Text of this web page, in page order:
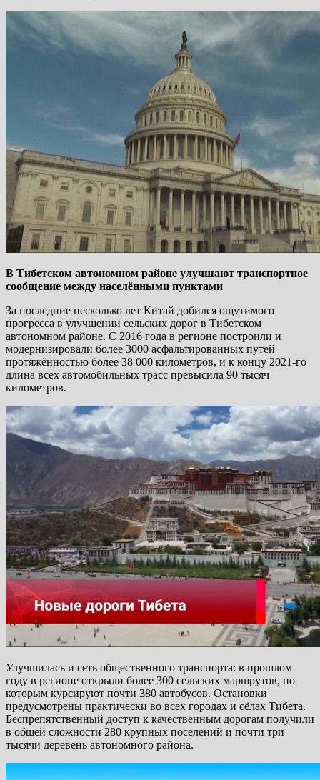
В Тибетском автономном районе улучшают транспортное
сообщение между населёнными пунктами
За последние несколько лет Китай добился ощутимого
прогресса в улучшении сельских дорог в Тибетском
автономном районе. С 2016 года в регионе построили и
модернизировали более 3000 асфальтированных путей
протяжённостью более 38 000 километров, и к концу 2021-го
длина всех автомобильных трасс превысила 90 тысяч
километров.
Улучшилась и сеть общественного транспорта: в прошлом
году в регионе открыли более 300 сельских маршрутов, по
которым курсируют почти 380 автобусов. Остановки
предусмотрены практически во всех городах и сёлах Тибета.
Беспрепятственный доступ к качественным дорогам получили
в общей сложности 280 крупных поселений и почти три
тысячи деревень автономного района.